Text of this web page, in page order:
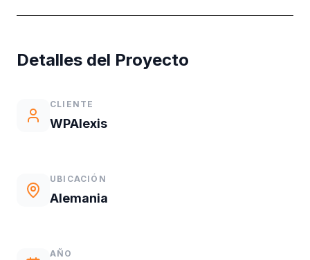
Detalles del Proyecto
CLIENTE
WPAlexis
UBICACIÓN
Alemania
AÑO